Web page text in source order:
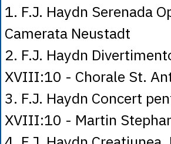
1. F.J. Haydn Serenada
Camerata Neustadt
2. F.J. Haydn
XVIII:10 - Chorale St.
3. F.J. Haydn Concert
XVIII:10 - Martin